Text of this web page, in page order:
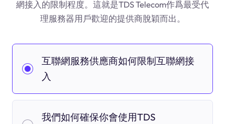
網接入的限制程度。這就是TDS Telecom作爲最受代
理服務器用戶歡迎的提供商脫穎而出。
互聯網服務供應商如何限制互聯網接
入
我們如何確保你會使用TDS